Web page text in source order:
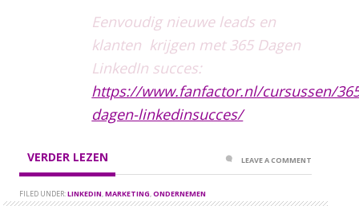
Eenvoudig nieuwe leads en
klanten krijgen met 365 Dagen
LinkedIn succes:
https://www.fanfactor.nl/cursussen/
dagen-linkedinsucces/
VERDER LEZEN
FILED UNDER:LINKEDIN,MARKETING,ONDERNEMEN
LEAVE A COMMENT